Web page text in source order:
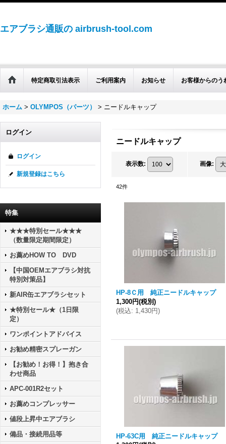
エアブラシ通販の airbrush-tool.com
特定商取引法表示 ご利用案内 お知らせ お客様からのう
ホーム > OLYMPOS（パーツ） > ニードルキャップ
ログイン
ログイン
新規登録はこちら
特集
★★★特別セール★★★
（数量限定期間限定）
お薦めHOW TO DVD
【中国OEMエアブラシ対抗
特別対策品】
新AIR缶エアブラシセット
★特別セール★（1日限
定）
ワンポイントアドバイス
お勧め精密スプレーガン
【お勧め！お得！】抱き合
わせ商品
APC-001R2セット
お薦めコンプレッサー
値段上昇中エアブラシ
備品・接続用品等
ニードルキャップ
表示数: 画像:
42件
HP-8Ｃ用 純正ニードルキャップ
1,300円(税別)
(税込: 1,430円)
HP-63C用 純正ニードルキャップ